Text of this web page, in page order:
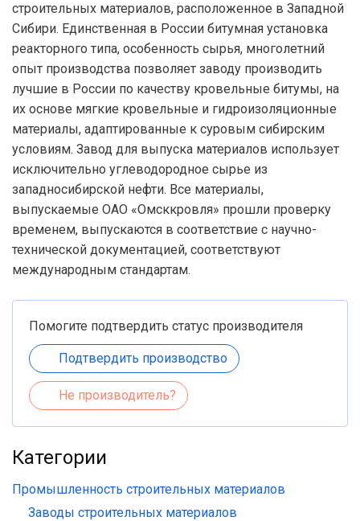
строительных материалов, расположенное в Западной
Сибири. Единственная в России битумная установка
реакторного типа, особенность сырья, многолетний
опыт производства позволяет заводу производить
лучшие в России по качеству кровельные битумы, на
их основе мягкие кровельные и гидроизоляционные
материалы, адаптированные к суровым сибирским
условиям. Завод для выпуска материалов использует
исключительно углеводородное сырье из
западносибирской нефти. Все материалы,
выпускаемые ОАО «Омсккровля» прошли проверку
временем, выпускаются в соответствие с научно-
технической документацией, соответствуют
международным стандартам.
Помогите подтвердить статус производителя
Подтвердить производство
Не производитель?
Категории
Промышленность строительных материалов
Заводы строительных материалов